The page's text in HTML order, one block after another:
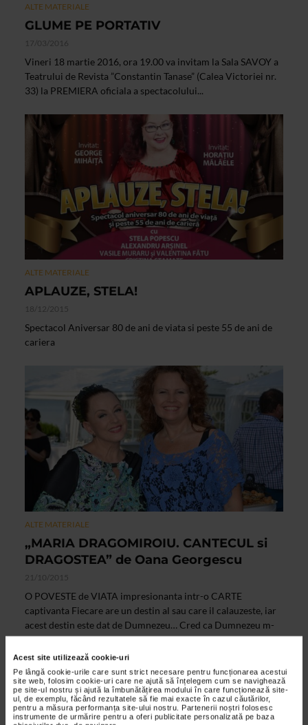
Acest site utilizează cookie-uri
Pe lângă cookie-urile care sunt strict necesare pentru funcționarea acestui
site web, folosim cookie-uri care ne ajută să înțelegem cum se navighează
pe site-ul nostru și ajută la îmbunătățirea modului în care funcționează site-
ul, de exemplu, făcând rezultatele să fie mai exacte în cazul căutărilor,
pentru a măsura performanța site-ului nostru. Partenerii noștri folosesc
instrumente de urmărire pentru a oferi publicitate personalizată pe baza
ALTE MATERIALE
GLUME PE PORTATIV
17/03/2016
Vineri 18 martie 2016, ora 19.00 va invitam la Sala SAVOY a
Teatrului de Revista ”Constantin Tanase” (Calea Victoriei nr.
33) la PREMIERA oficiala a spectacolului...
ALTE MATERIALE
APLAUZE, STELA!
18/12/2015
Spectacol Aniversar 80 de ani de viata si peste 55 de ani de
cariera
ALTE MATERIALE
„MARIA DRAGOMIROIU. CANTECUL si
DRAGOSTEA” de Oana Georgescu
21/10/2015
O POVESTE de VIATA impresionanta intr-o CARTE
captivanta Fiecare are un destin al sau care il calauzeste, iar
acest destin este dat de Dumnezeu… Cred ca Dumnezeu m-
a...